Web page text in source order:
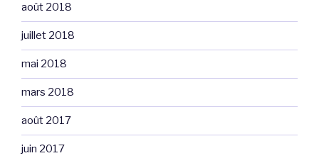
août 2018
juillet 2018
mai 2018
mars 2018
août 2017
juin 2017